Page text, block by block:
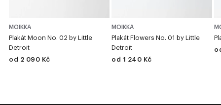
MOIKKA
Plakát Moon No. 02 by Little
Detroit
od 2 090 Kč
MOIKKA
Plakát Flowers No. 01 by Little
Detroit
od 1 240 Kč